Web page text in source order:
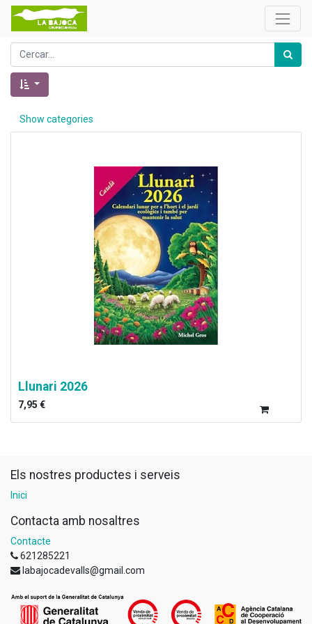
Show categories
Llunari 2026
7,95 €
Els nostres productes i serveis
Inici
Contacta amb nosaltres
Contacte
621285221
labajocadevalls@gmail.com